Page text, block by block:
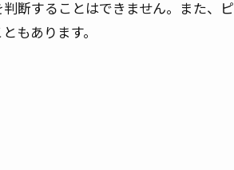
断することはできません。また、ピ
もあります。